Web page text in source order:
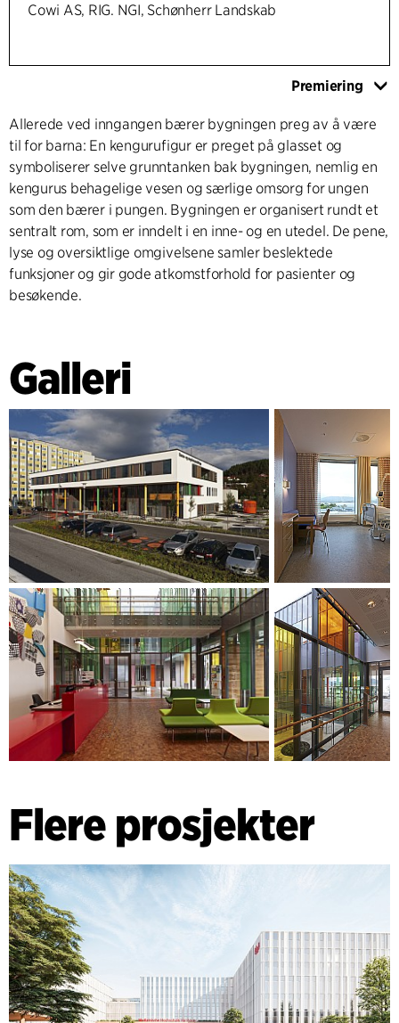
Cowi AS, RIG. NGI, Schønherr Landskab
Premiering
Allerede ved inngangen bærer bygningen preg av å være
til for barna: En kengurufigur er preget på glasset og
symboliserer selve grunntanken bak bygningen, nemlig en
kengurus behagelige vesen og særlige omsorg for ungen
som den bærer i pungen. Bygningen er organisert rundt et
sentralt rom, som er inndelt i en inne- og en utedel. De pene,
lyse og oversiktlige omgivelsene samler beslektede
funksjoner og gir gode atkomstforhold for pasienter og
besøkende.
Galleri
Flere prosjekter